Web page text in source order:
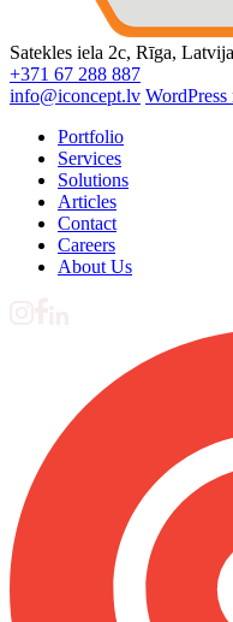
Satekles iela 2c, Rīga,
+371 67 288 887
info@iconcept.lv
Portfolio
Services
Solutions
Articles
Contact
Careers
About Us